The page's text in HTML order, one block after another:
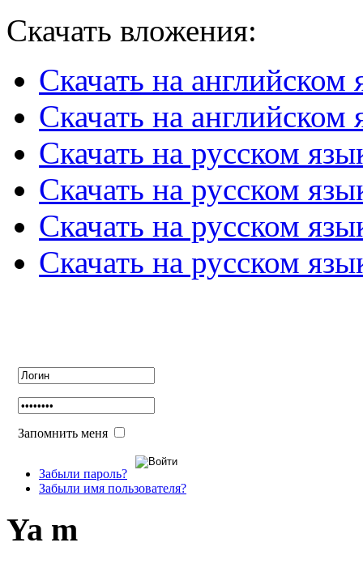
Скачать вложения:
Скачать на английском
Скачать на английском
Скачать на русском
Скачать на русском
Скачать на русском
Скачать на русском
Запомнить меня
Забыли пароль?
Забыли имя пользователя?
Ya m